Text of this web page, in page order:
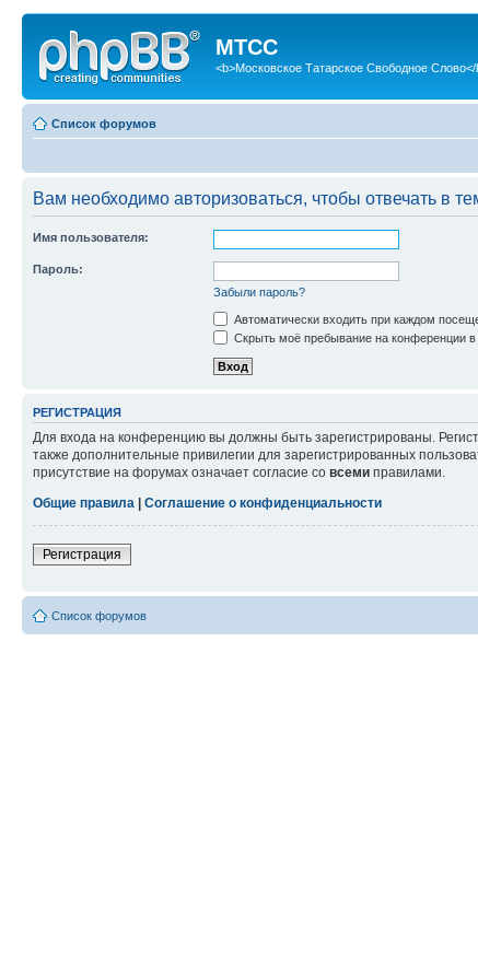
МТСС
<b>Московское Татарское Свободное Слово</
Список форумов
Вам необходимо авторизоваться, чтобы отвечать в
Имя пользователя:
Пароль:
Забыли пароль?
Автоматически входить при каждом
Скрыть моё пребывание на конференции в
РЕГИСТРАЦИЯ
Для входа на конференцию вы должны быть зарегистрированы.
также дополнительные привилегии для зарегистрированных
присутствие на форумах означает согласие со всеми правилами.
Общие правила
Соглашение о конфиденциальности
Регистрация
Список форумов